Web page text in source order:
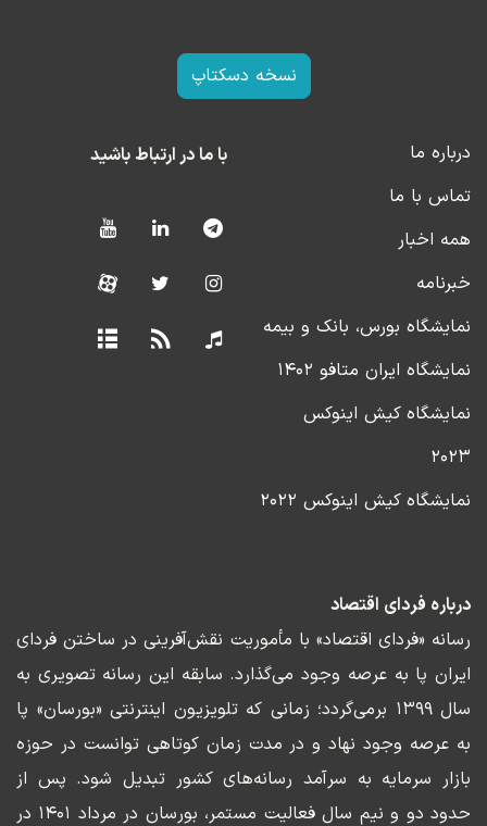
نسخه دسکتاپ
درباره ما
تماس با ما
همه اخبار
خبرنامه
نمایشگاه بورس، بانک و بیمه
نمایشگاه ایران متافو ۱۴۰۲
نمایشگاه کیش اینوکس
۲۰۲۳
نمایشگاه کیش اینوکس ۲۰۲۲
با ما در ارتباط باشید
درباره فردای اقتصاد
رسانه «فردای اقتصاد» با مأموریت نقش‌آفرینی در ساختن فردای
ایران پا به عرصه وجود می‌گذارد. سابقه این رسانه تصویری به
سال ۱۳۹۹ برمی‌گردد؛ زمانی که تلویزیون اینترنتی «بورسان» پا
به عرصه وجود نهاد و در مدت زمان کوتاهی توانست در حوزه
بازار سرمایه به سرآمد رسانه‌های کشور تبدیل شود. پس از
حدود دو و نیم سال فعالیت مستمر، بورسان در مرداد ۱۴۰۱ در